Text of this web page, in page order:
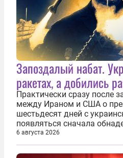
Запоздалый набат.
ракетах, а добились
Практически сразу после
между Ираном и США о
шестьдесят дней с
появляться сначала
вовсе бравурные
в войне. Вероятно, в
киевского режима и
6 августа 2026